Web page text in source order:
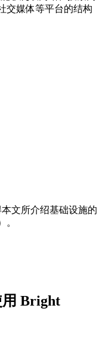
交媒体等平台的结构
文所介绍基础设施的
。
用 Bright